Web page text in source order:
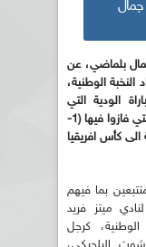
جمال
بلماضي، عن
النخبة الوطنية،
الودية التي
جمعت "الخضر" سهرة الجمعة بنيجيريا، والتي فازوا فيها (1-
الى كأس افريقيا
بما فيهم
ميتز فريد
كرجل